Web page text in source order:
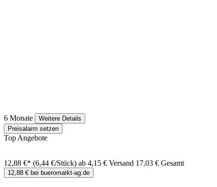
6 Monate
Weitere Details
Preisalarm setzen
Top Angebote
12,88 €* (6,44 €/Stück) ab 4,15 € Versand 17,03 € Gesamt
12,88 € bei bueromarkt-ag.de